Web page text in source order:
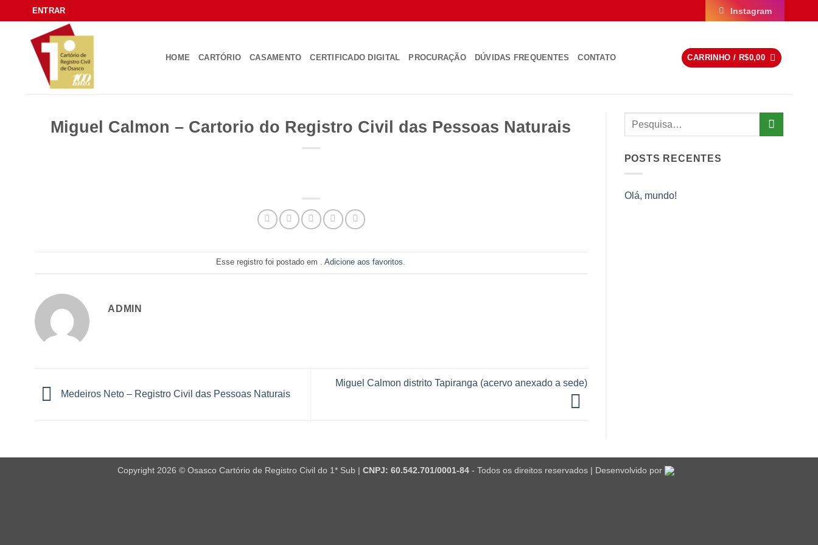
to
content
ENTRAR Instagram
HOME CARTÓRIO CASAMENTO CERTIFICADO DIGITAL PROCURAÇÃO DÚVIDAS FREQUENTES CONTATO CARRINHO / R$0,00
Miguel Calmon – Cartorio do Registro Civil das Pessoas Naturais
Esse registro foi postado em .Adicione aos favoritos.
ADMIN
Medeiros Neto – Registro Civil das Pessoas Naturais
Miguel Calmon distrito Tapiranga (acervo anexado a sede)
POSTS RECENTES
Olá, mundo!
Copyright 2026 © Osasco Cartório de Registro Civil do 1* Sub | CNPJ: 60.542.701/0001-84- Todos os direitos reservados | Desenvolvido por